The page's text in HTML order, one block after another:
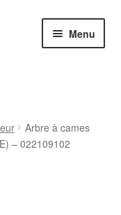
Menu
Arbre à cames
– 022109102